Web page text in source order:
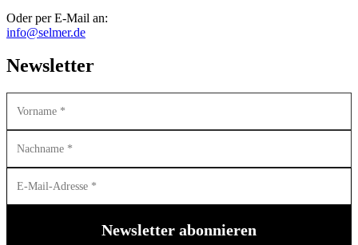
Oder per E-Mail an:
info@selmer.de
Newsletter